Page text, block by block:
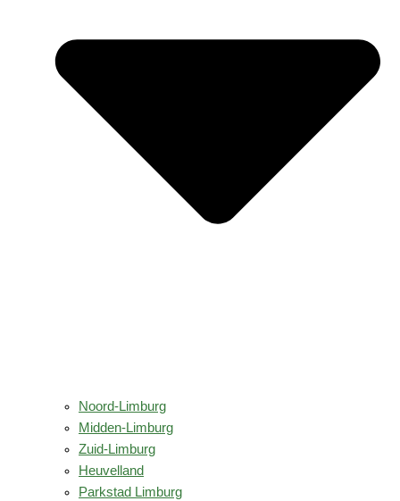
Noord-Limburg
Midden-Limburg
Zuid-Limburg
Heuvelland
Parkstad Limburg